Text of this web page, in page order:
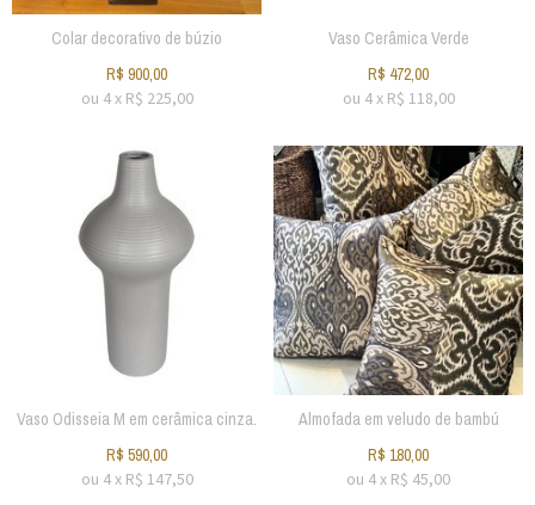
Colar decorativo de búzio
R$ 900,00
ou 4x R$ 225,00
Vaso Cerâmica Verde
R$ 472,00
ou 4x R$ 118,00
Vaso Odisseia M em cerâmica cinza.
R$ 590,00
ou 4x R$ 147,50
Almofada em veludo de bambú
R$ 180,00
ou 4x R$ 45,00